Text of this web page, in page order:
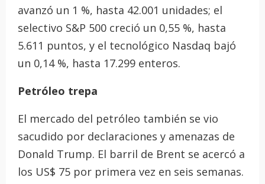
avanzó un 1 %, hasta 42.001 unidades; el
selectivo S&P 500 creció un 0,55 %, hasta
5.611 puntos, y el tecnológico Nasdaq bajó
un 0,14 %, hasta 17.299 enteros.
Petróleo trepa
El mercado del petróleo también se vio
sacudido por declaraciones y amenazas de
Donald Trump. El barril de Brent se acercó a
los US$ 75 por primera vez en seis semanas.